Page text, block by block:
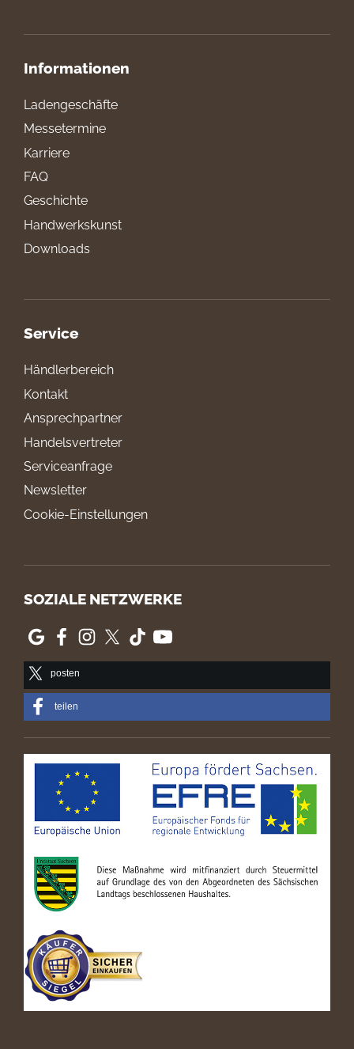
Informationen
Ladengeschäfte
Messetermine
Karriere
FAQ
Geschichte
Handwerkskunst
Downloads
Service
Händlerbereich
Kontakt
Ansprechpartner
Handelsvertreter
Serviceanfrage
Newsletter
Cookie-Einstellungen
SOZIALE NETZWERKE
posten
teilen